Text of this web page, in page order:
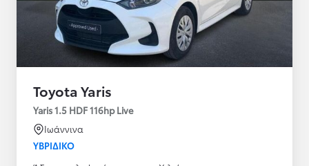
Toyota Yaris
Yaris 1.5 HDF 116hp Live
Ιωάννινα
ΥΒΡΙΔΙΚΌ